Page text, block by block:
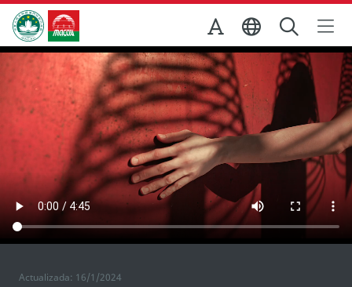
Ir para o conteúdo principal
Direcção dos Serviços de Turismo
Actualizada: 16/1/2024